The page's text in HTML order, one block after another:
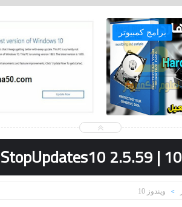
برامج كمبيوتر
> ويندوز 10